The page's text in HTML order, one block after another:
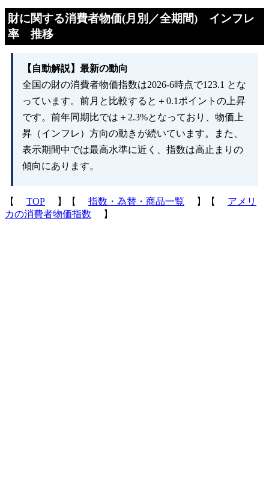
財に関する消費者物価(月別／全期間) インフレ
率 推移
【自動解説】最新の動向
全国の財の消費者物価指数は2026-6時点で123.1 とな
っています。前月と比較すると＋0.1ポイントの上昇
です。前年同期比では＋2.3%となっており、物価上
昇（インフレ）方向の動きが続いています。また、
表示期間中では最高水準に近く、指数は高止まりの
傾向にあります。
【 TOP 】【 指数・為替・商品一覧 】【
アメリ
カの消費者物価指数
】